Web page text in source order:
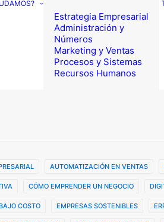
Estrategia Empresarial
Administración y
Números
Marketing y Ventas
Procesos y Sistemas
Recursos Humanos
AUTOMATIZACIÓN EN VENTAS
CÓMO EMPRENDER UN NEGOCIO
COSTO EMPRESAS SOSTENIBLES